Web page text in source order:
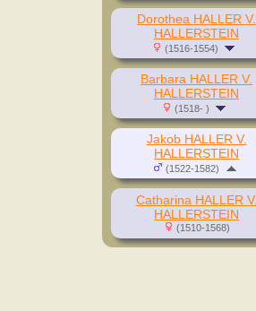
Dorothea HALLER V.
HALLERSTEIN
(1516-1554)
Barbara HALLER V.
HALLERSTEIN
(1518- )
Catharina HALLER V.
HALLERSTEIN
(1510-1568)
Jakob HALLER V.
HALLERSTEIN
(1522-1582)